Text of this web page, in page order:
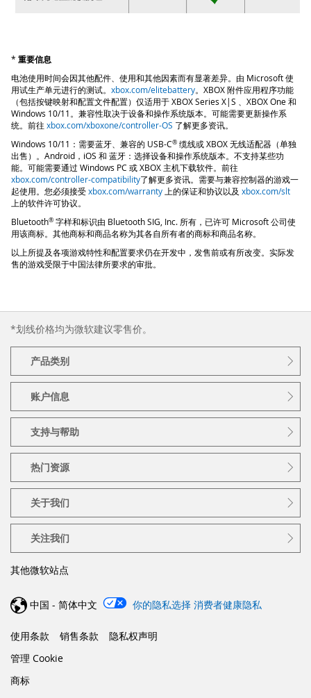
* 重要信息
电池使用时间会因其他配件、使用和其他因素而有显著差异。由 Microsoft 使
用试生产单元进行的测试。 xbox.com/elitebattery。XBOX 附件应用程序功能
（包括按键映射和配置文件配置）仅适用于 XBOX Series X|S 、XBOX One 和
Windows 10/11。兼容性取决于设备和操作系统版本。可能需要更新操作系
统。前往 xbox.com/xboxone/controller-OS 了解更多资讯。
Windows 10/11：需要蓝牙、兼容的 USB-C® 缆线或 XBOX 无线适配器（单独
出售）。Android，iOS 和 蓝牙：选择设备和操作系统版本。不支持某些功
能。可能需要通过 Windows PC 或 XBOX 主机下载软件。前往
xbox.com/controller-compatibility了解更多资讯。需要与兼容控制器的游戏一
起使用。您必须接受 xbox.com/warranty 上的保证和协议以及 xbox.com/slt
上的软件许可协议。
Bluetooth® 字样和标识由 Bluetooth SIG, Inc. 所有，已许可 Microsoft 公司使
用该商标。其他商标和商品名称为其各自所有者的商标和商品名称。
以上所提及各项游戏特性和配置要求仍在开发中，发售前或有所改变。实际发
售的游戏受限于中国法律所要求的审批。
*划线价格均为微软建议零售价。
产品类别
账户信息
支持与帮助
热门资源
关于我们
关注我们
其他微软站点
中国 - 简体中文 你的隐私选择 消费者健康隐私
使用条款 销售条款
隐私权声明
管理 Cookie
商标